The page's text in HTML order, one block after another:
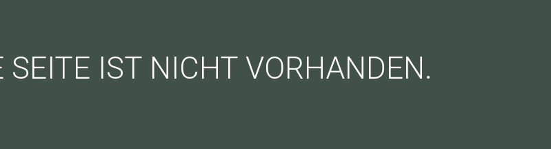
SEITE IST NICHT VORHANDEN.